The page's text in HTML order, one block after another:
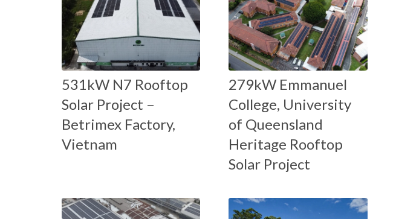
531kW N7 Rooftop
Solar Project –
Betrimex Factory,
Vietnam
279kW Emmanuel
College, University
of Queensland
Heritage Rooftop
Solar Project